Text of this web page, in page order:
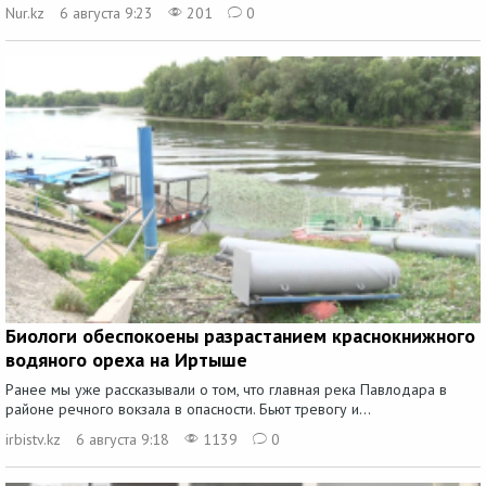
Nur.kz 6 августа 9:23 201 0
Биологи обеспокоены разрастанием краснокнижного
водяного ореха на Иртыше
Ранее мы уже рассказывали о том, что главная река Павлодара в
районе речного вокзала в опасности. Бьют тревогу и...
irbistv.kz
6 августа 9:18 1139 0